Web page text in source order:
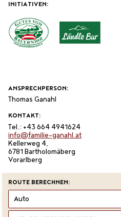
INITIATIVEN:
ANSPRECHPERSON:
Thomas Ganahl
KONTAKT:
Tel.: +43 664 4941624
info@familie-ganahl.at
Kellerweg 4,
6781 Bartholomäberg
Vorarlberg
ROUTE BERECHNEN: